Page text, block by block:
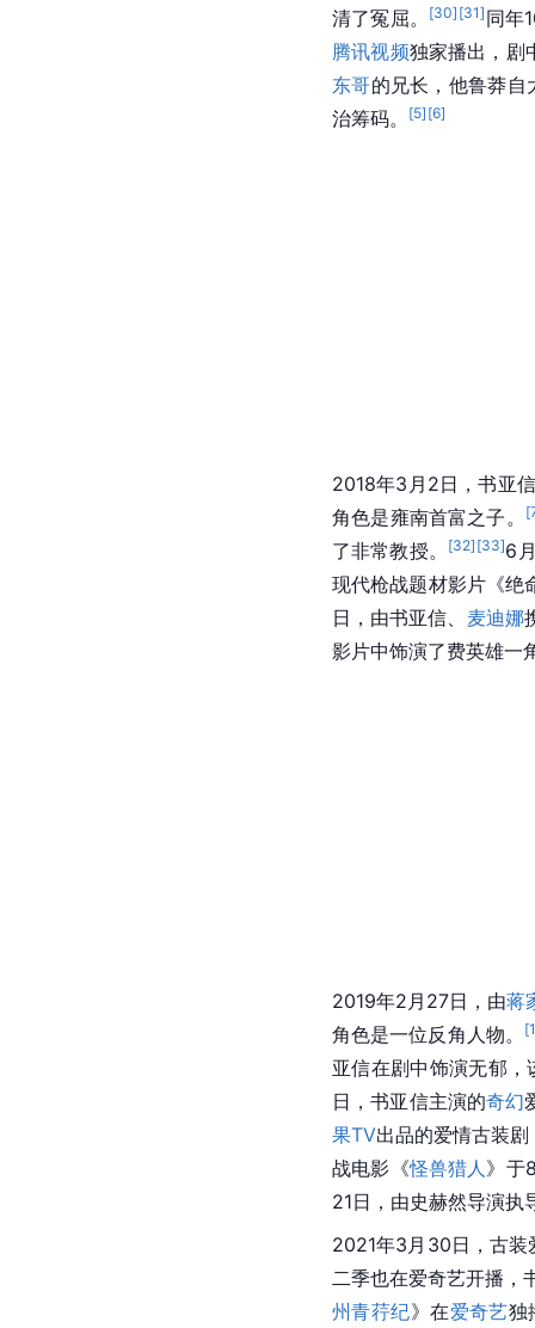
清了冤屈。
[30] [31] 同年
腾讯视频独家播出，剧
东哥的兄长，他鲁莽
治筹码。
[5] [6]
2018年3月2日，书亚
角色是雍南首富之子。
[
了非常教授。 [32] [33]6
现代枪战题材影片《绝
日，由书亚信、 麦迪娜
影片中饰演了费英雄一
2019年2月27日，由蒋
角色是一位反角人物。
[
亚信在剧中饰演无郁
日，书亚信主演的奇幻
果TV出品的爱情古装剧
战电影《怪兽猎人 》于
21日，由史赫然导演执
2021年3月30日，古装
二季也在爱奇艺开播，
州青荇纪》在爱奇艺独